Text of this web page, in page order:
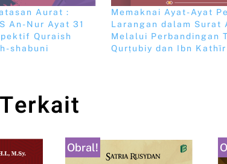
Aurat :
An-Nur Ayat 31
Quraish
shabuni
Memaknai Ayat-Ayat
Larangan dalam Surat
Melalui Perbandingan
Qurṭubiy dan Ibn Kathīr
Obral!